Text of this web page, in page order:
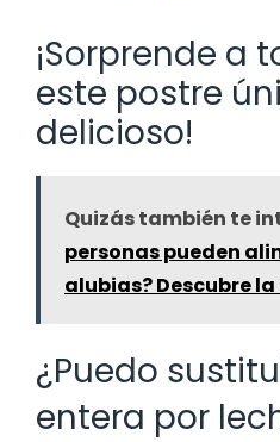
¡Sorprende a
este postre
delicioso!
Quizás también te
personas pueden
alubias? Descubre
¿Puedo
entera por